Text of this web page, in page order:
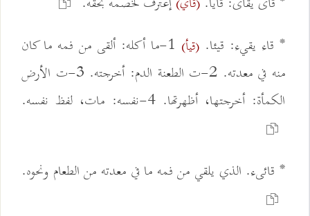
* قاء يقيء: قيئا. (قيأ)
1-ما أكله: ألقى من فمه ما كان
منه في معدته. 2-ت الطعنة الدم: أخرجته. 3-ت الأرض
الكمأة: أخرجتها، أظهرتها. 4-نفسه: مات، لفظ نفسه.
* قائىء. الذي يلقي من فمه ما في معدته من الطعام ونحوه.